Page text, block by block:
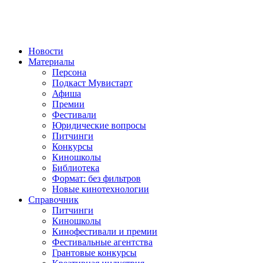
Новости
Материалы
Персона
Подкаст Мувистарт
Афиша
Премии
Фестивали
Юридические вопросы
Питчинги
Конкурсы
Киношколы
Библиотека
Формат: без фильтров
Новые кинотехнологии
Справочник
Питчинги
Киношколы
Кинофестивали и премии
Фестивальные агентства
Грантовые конкурсы